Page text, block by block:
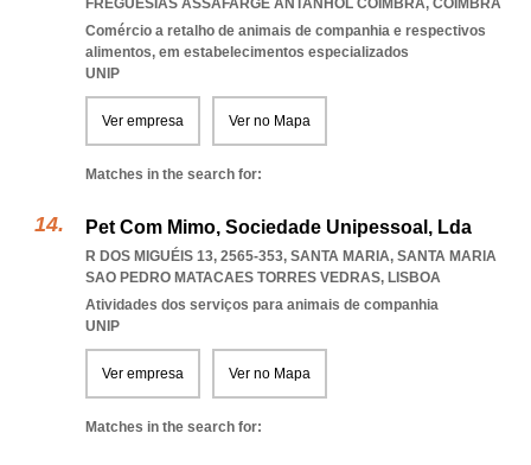
FREGUESIAS ASSAFARGE ANTANHOL COIMBRA, COIMBRA
Comércio a retalho de animais de companhia e respectivos
alimentos, em estabelecimentos especializados
UNIP
Ver empresa Ver no Mapa
Matches in the search for:
Pet Com Mimo, Sociedade Unipessoal, Lda
R DOS MIGUÉIS 13, 2565-353, SANTA MARIA, SANTA MARIA
SAO PEDRO MATACAES TORRES VEDRAS, LISBOA
Atividades dos serviços para animais de companhia
UNIP
Ver empresa Ver no Mapa
Matches in the search for: